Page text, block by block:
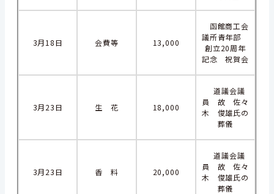
3月18日 会費等 13,000
函館商工会
議所青年部
創立20周年
記念 祝賀会
3月23日 生 花 18,000
道議会議
員 故 佐々
木 俊雄氏の
葬儀
3月23日 香 料 20,000
道議会議
員 故 佐々
木 俊雄氏の
葬儀